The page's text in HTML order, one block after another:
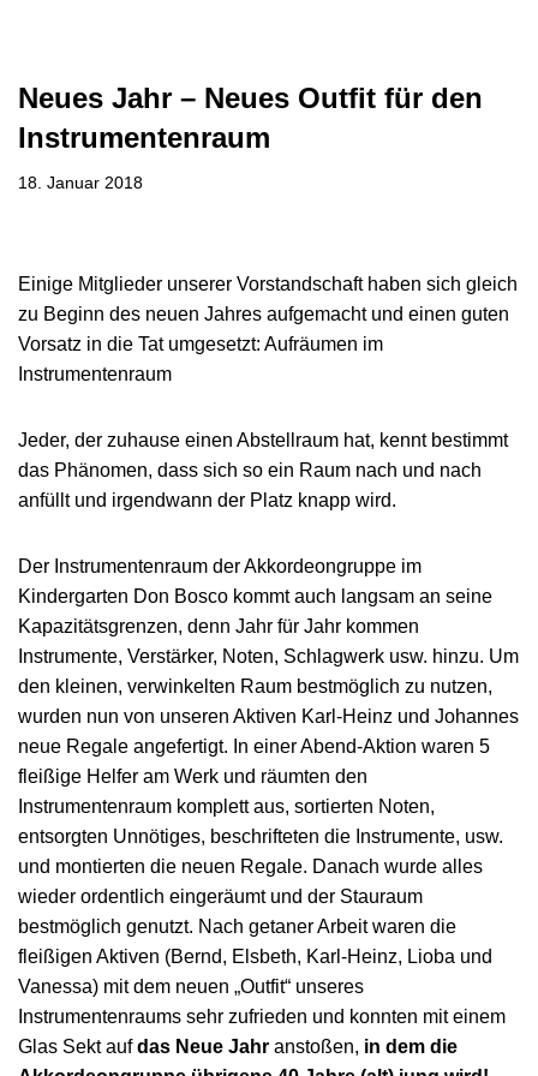
Neues Jahr – Neues Outfit für den
Instrumentenraum
18. Januar 2018
Einige Mitglieder unserer Vorstandschaft haben sich gleich
zu Beginn des neuen Jahres aufgemacht und einen guten
Vorsatz in die Tat umgesetzt: Aufräumen im
Instrumentenraum
Jeder, der zuhause einen Abstellraum hat, kennt bestimmt
das Phänomen, dass sich so ein Raum nach und nach
anfüllt und irgendwann der Platz knapp wird.
Der Instrumentenraum der Akkordeongruppe im
Kindergarten Don Bosco kommt auch langsam an seine
Kapazitätsgrenzen, denn Jahr für Jahr kommen
Instrumente, Verstärker, Noten, Schlagwerk usw. hinzu. Um
den kleinen, verwinkelten Raum bestmöglich zu nutzen,
wurden nun von unseren Aktiven Karl-Heinz und Johannes
neue Regale angefertigt. In einer Abend-Aktion waren 5
fleißige Helfer am Werk und räumten den
Instrumentenraum komplett aus, sortierten Noten,
entsorgten Unnötiges, beschrifteten die Instrumente, usw.
und montierten die neuen Regale. Danach wurde alles
wieder ordentlich eingeräumt und der Stauraum
bestmöglich genutzt. Nach getaner Arbeit waren die
fleißigen Aktiven (Bernd, Elsbeth, Karl-Heinz, Lioba und
Vanessa) mit dem neuen „Outfit“ unseres
Instrumentenraums sehr zufrieden und konnten mit einem
Glas Sekt aufdas Neue Jahr anstoßen, in dem die